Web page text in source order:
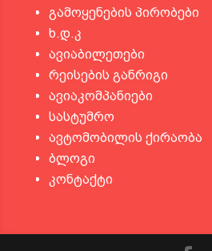
გამოყენების პირობები
ხ.დ.კ
ავიაბილეთები
რეისების განრიგი
ავიაკომპანიები
სასტუმრო
ავტომობილის ქირაობა
ბლოგი
კონტაქტი